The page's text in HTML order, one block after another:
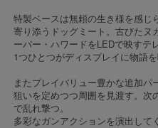
特製ベースは無頼の生き様を感じ
寄り添うドッグミート。古びたヌ
ーパー・ハワードをLEDで映すテレ
1つひとつがディスプレイに物語を
またプレイバリュー豊かな追加パ
狙いを定めつつ周囲を見渡す。次
で乱れ撃つ。
多彩なガンアクションを演出して